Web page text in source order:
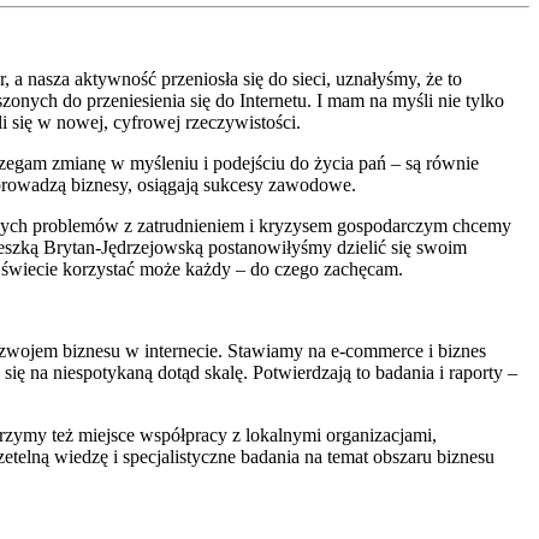
nasza aktywność przeniosła się do sieci, uznałyśmy, że to
do przeniesienia się do Internetu. I mam na myśli nie tylko
się w nowej, cyfrowej rzeczywistości.
zmianę w myśleniu i podejściu do życia pań – są równie
biznesy, osiągają sukcesy zawodowe.
problemów z zatrudnieniem i kryzysem gospodarczym chcemy
Brytan-Jędrzejowską postanowiłyśmy dzielić się swoim
korzystać może każdy – do czego zachęcam.
biznesu w internecie. Stawiamy na e-commerce i biznes
na niespotykaną dotąd skalę. Potwierdzają to badania i raporty –
też miejsce współpracy z lokalnymi organizacjami,
wiedzę i specjalistyczne badania na temat obszaru biznesu